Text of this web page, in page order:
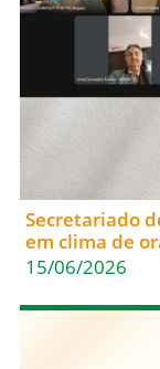
Secretariado
em clima de
15/06/2026